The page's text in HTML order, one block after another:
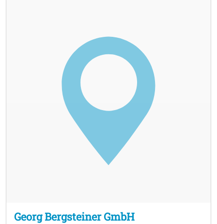
Georg Bergsteiner GmbH